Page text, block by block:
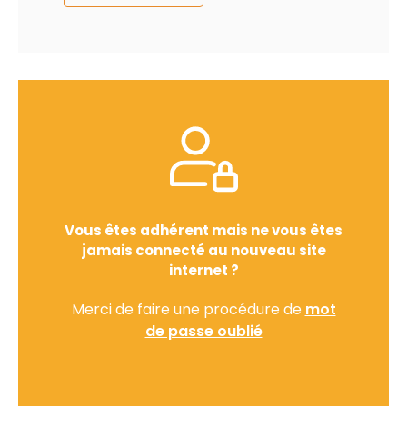
Vous êtes adhérent mais ne vous êtes
jamais connecté au nouveau site
internet ?
Merci de faire une procédure de mot
de passe oublié